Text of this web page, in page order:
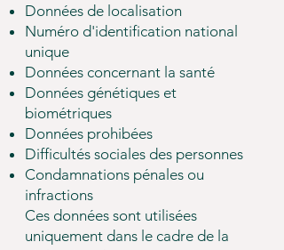
Données de localisation
Numéro d'identification national
unique
Données concernant la santé
Données génétiques et
biométriques
Données prohibées
Difficultés sociales des personnes
Condamnations pénales ou
infractions
Ces données sont utilisées
uniquement dans le cadre de la